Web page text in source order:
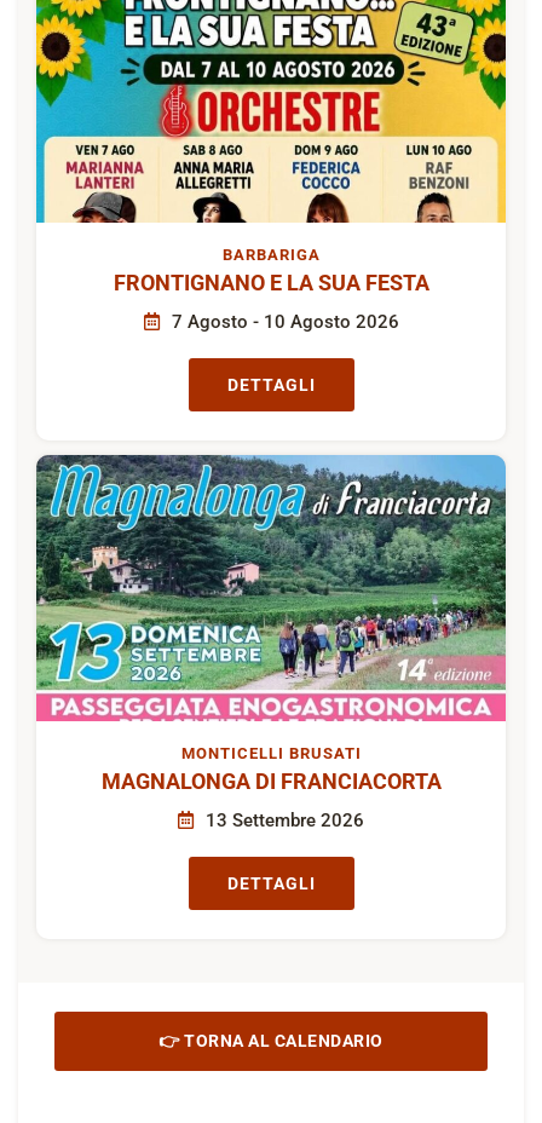
BARBARIGA
FRONTIGNANO E LA SUA FESTA
7 Agosto - 10 Agosto 2026
DETTAGLI
MONTICELLI BRUSATI
MAGNALONGA DI FRANCIACORTA
13 Settembre 2026
DETTAGLI
👉 TORNA AL CALENDARIO